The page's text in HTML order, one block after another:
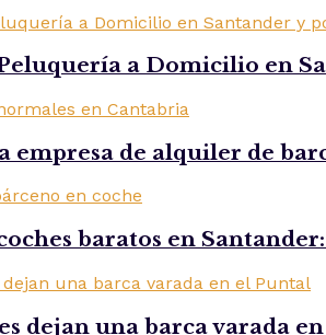
a Domicilio en
empresa de alquiler de
baratos en
dejan una barca varada